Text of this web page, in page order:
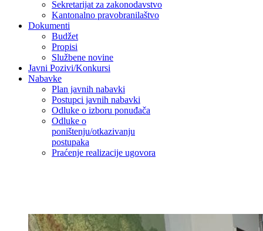
Sekretarijat za zakonodavstvo
Kantonalno pravobranilaštvo
Dokumenti
Budžet
Propisi
Službene novine
Javni Pozivi/Konkursi
Nabavke
Plan javnih nabavki
Postupci javnih nabavki
Odluke o izboru ponuđača
Odluke o
poništenju/otkazivanju
postupaka
Praćenje realizacije ugovora